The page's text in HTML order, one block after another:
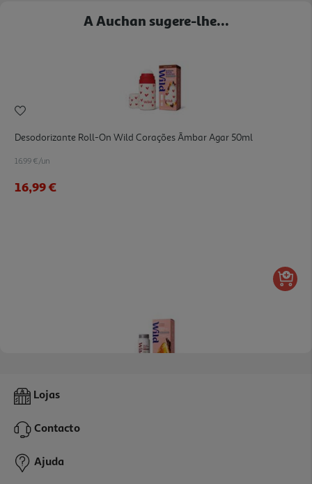
A Auchan sugere-lhe...
Desodorizante Roll-On Wild Corações Âmbar Agar 50ml
16.99 €/un
16,99 €
Desodorizante Roll-On Wild Âmbar Agar Recarga 50ml
7,99 €
Lojas
Contacto
Ajuda